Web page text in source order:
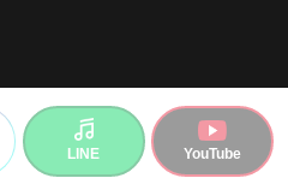
LINE YouTube